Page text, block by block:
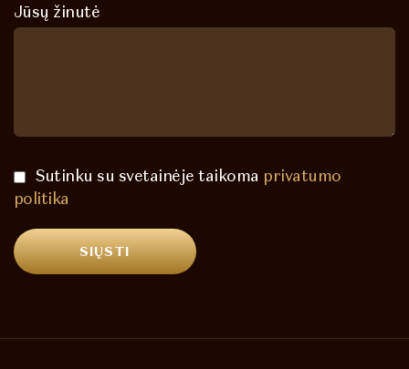
Jūsų žinutė
Sutinku su svetainėje taikoma privatumo
politika